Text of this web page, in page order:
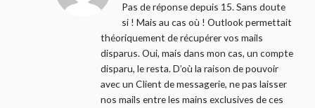
Pas de réponse depuis 15. Sans doute
si ! Mais au cas où ! Outlook permettait
théoriquement de récupérer vos mails
disparus. Oui, mais dans mon cas, un compte
disparu, le resta. D’où la raison de pouvoir
avec un Client de messagerie, ne pas laisser
nos mails entre les mains exclusives de ces